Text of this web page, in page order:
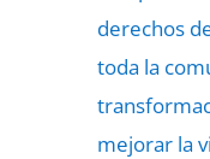
derechos
toda la
mejorar la